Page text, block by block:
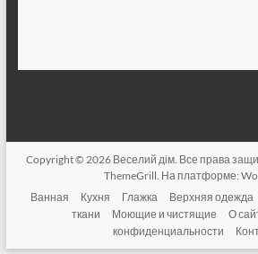
Copyright © 2026 Веселий дім. Все права
ThemeGrill. На платформе:
Ванная
Кухня Глажка Верхняя одежда
ткани
Моющие и чистящие О
конфиденциальности